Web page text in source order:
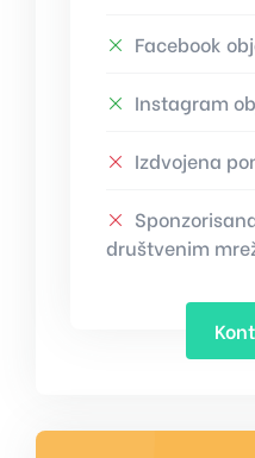
Facebook
Instagram
Izdvojena
društvenim